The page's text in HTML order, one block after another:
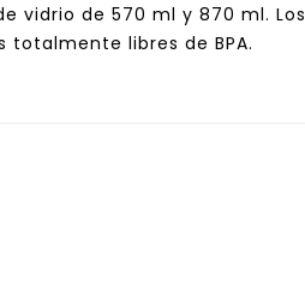
vidrio de 570 ml y 870 ml. Los
libres de BPA.